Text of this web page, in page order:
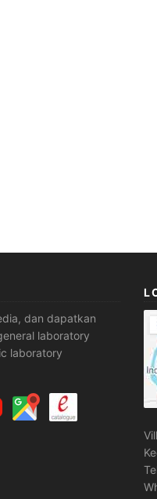
dan dapatkan
laboratory
laboratory